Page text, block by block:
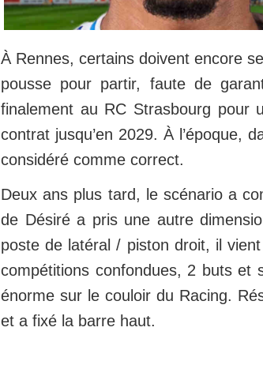
À Rennes, certains doivent encore
pousse pour partir, faute de
finalement au RC Strasbourg
contrat jusqu’en 2029. À l’époque,
considéré comme correct.
Deux ans plus tard, le scénario a
de Désiré a pris une autre
poste de latéral / piston droit, il
compétitions confondues, 2 buts et
énorme sur le couloir du Racing.
et a fixé la barre haut.